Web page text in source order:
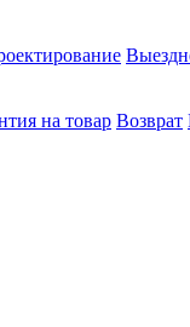
на товар Возврат